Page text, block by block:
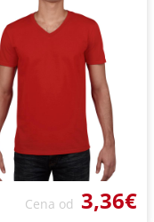
Cena od 3,36€